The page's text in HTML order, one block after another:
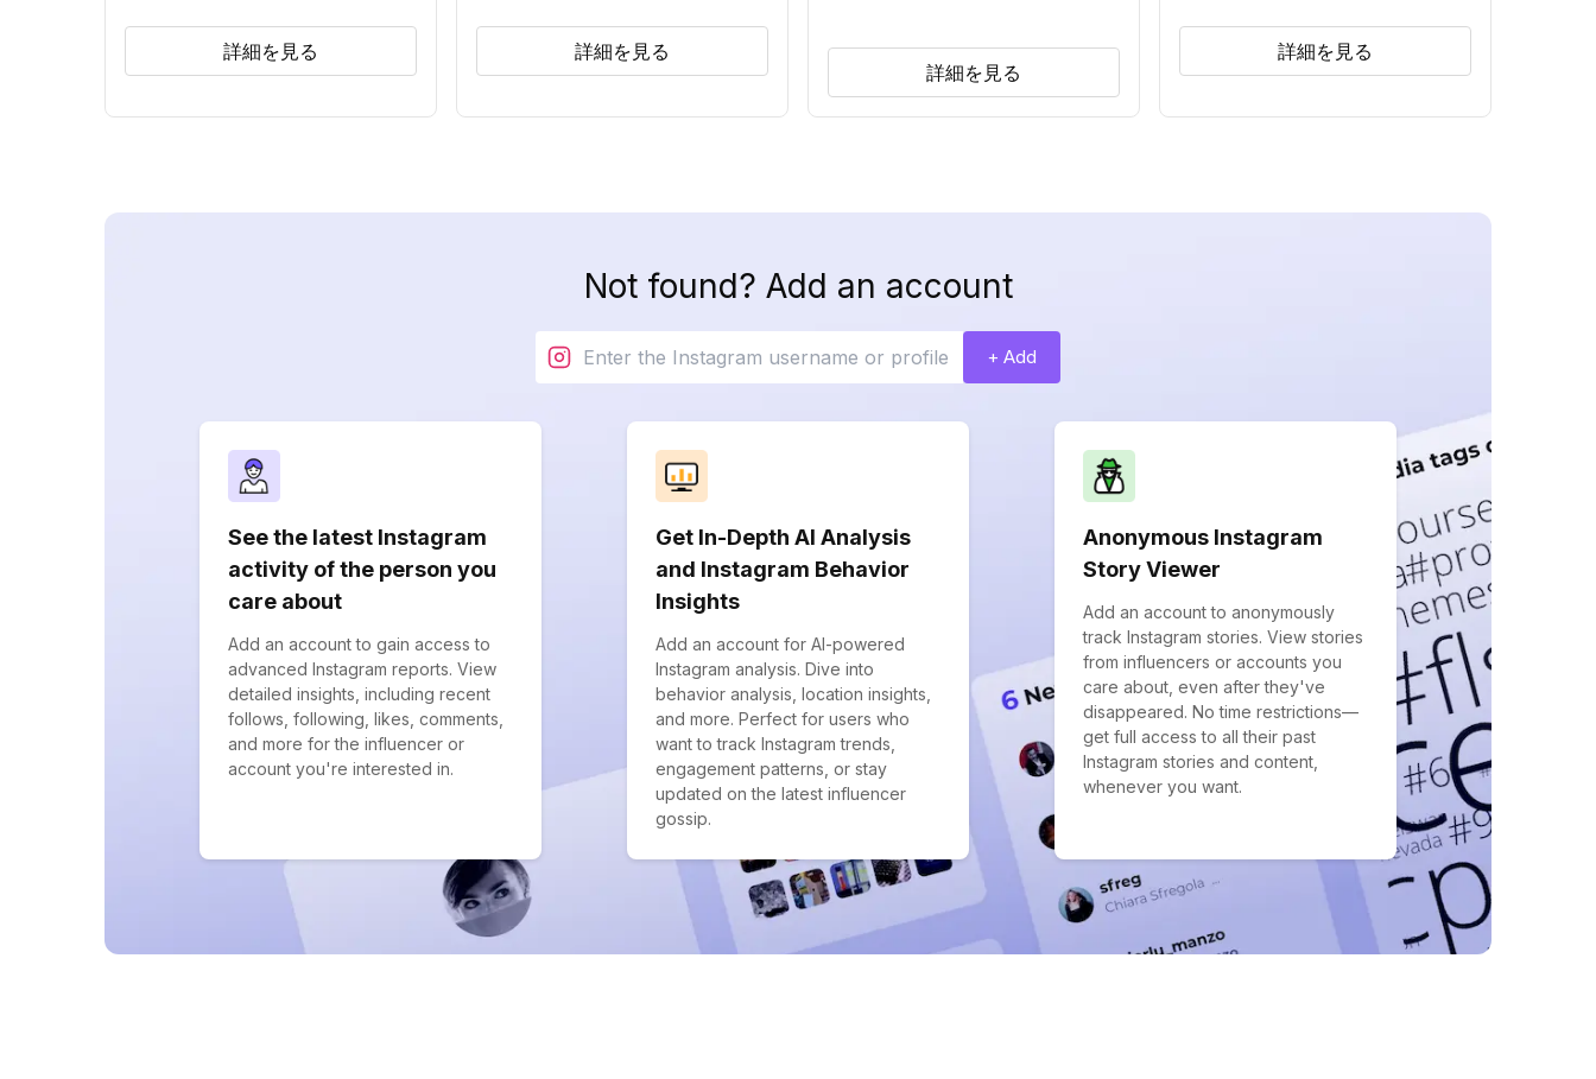
詳細を見る 詳細を見る
詳細を見る
詳細を見る
Not found? Add an account
+ Add
See the latest Instagram
activity of the person you
care about
Add an account to gain access to
advanced Instagram reports. View
detailed insights, including recent
follows, following, likes, comments,
and more for the influencer or
account you're interested in.
Get In-Depth AI Analysis
and Instagram Behavior
Insights
Add an account for AI-powered
Instagram analysis. Dive into
behavior analysis, location insights,
and more. Perfect for users who
want to track Instagram trends,
engagement patterns, or stay
updated on the latest influencer
gossip.
Anonymous Instagram
Story Viewer
Add an account to anonymously
track Instagram stories. View stories
from influencers or accounts you
care about, even after they've
disappeared. No time restrictions—
get full access to all their past
Instagram stories and content,
whenever you want.